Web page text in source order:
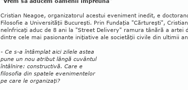
Cristian Neagoe, or­ga­nizatorul acestui eve­ni­ment inedit, e
Filo­sofie a Universităţii Bucu­reşti. Prin Fundaţia "Căr­tu­reşti",
neînfricaţi aduc de 8 ani la "Street Delivery" ramura tâ­nără a artei
dintre cele mai pa­sio­nante iniţiative ale societăţii civile din ultimii
- Ce s-a întâmplat aici zilele astea
pune un nou atribut lângă cuvântul
întâlnire: constructivă. Care e
filosofia din spatele evenimentelor
pe care le or­ganizaţi?